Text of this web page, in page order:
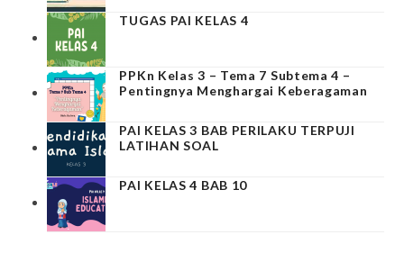
TUGAS PAI KELAS 4
PPKn Kelas 3 – Tema 7 Subtema 4 –
Pentingnya Menghargai Keberagaman
PAI KELAS 3 BAB PERILAKU TERPUJI
LATIHAN SOAL
PAI KELAS 4 BAB 10